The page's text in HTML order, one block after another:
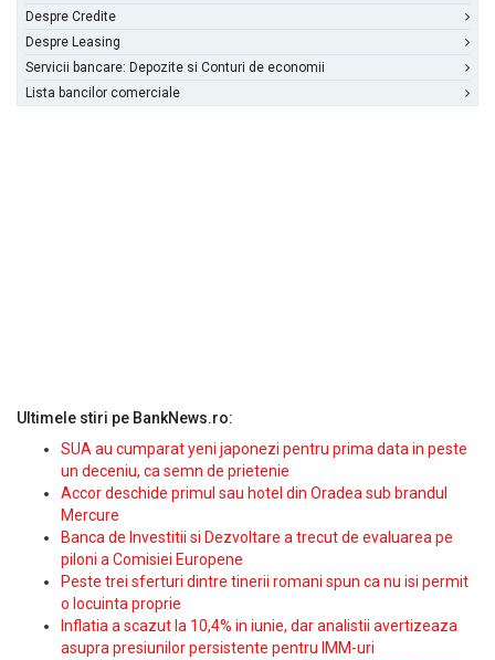
Despre Credite
Despre Leasing
Servicii bancare: Depozite si Conturi de economii
Lista bancilor comerciale
Ultimele stiri pe BankNews.ro:
SUA au cumparat yeni japonezi pentru prima data in peste
un deceniu, ca semn de prietenie
Accor deschide primul sau hotel din Oradea sub brandul
Mercure
Banca de Investitii si Dezvoltare a trecut de evaluarea pe
piloni a Comisiei Europene
Peste trei sferturi dintre tinerii romani spun ca nu isi permit
o locuinta proprie
Inflatia a scazut la 10,4% in iunie, dar analistii avertizeaza
asupra presiunilor persistente pentru IMM-uri